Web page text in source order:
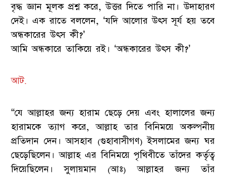
বৃদ্ধ জ্ঞান মূলক প্রশ্ন করে, উত্তর দিতে পারি না। উদাহারণ
দেই। এক রাতে বললেন, ‘যদি আলোর উৎস সূর্য হয় তবে
অন্ধকারের উৎস কী?’
আমি অন্ধকারে তাকিয়ে রই। ‘অন্ধকারের উৎস কী?’
আট.
“যে আল্লাহর জন্য হারাম ছেড়ে দেয় এবং হালালের জন্য
হারামকে ত্যাগ করে, আল্লাহ তার বিনিময়ে অকল্পনীয়
প্রতিদান দেন। আসহাব (গুহাবাসীগণ) ইসলামের জন্য ঘর
ছেড়েছিলেন। আল্লাহ এর বিনিময়ে পৃথিবীতে তাঁদের কর্তৃত্ব
দিয়েছিলেন। সুলায়মান (আঃ) আল্লাহর জন্য তাঁর